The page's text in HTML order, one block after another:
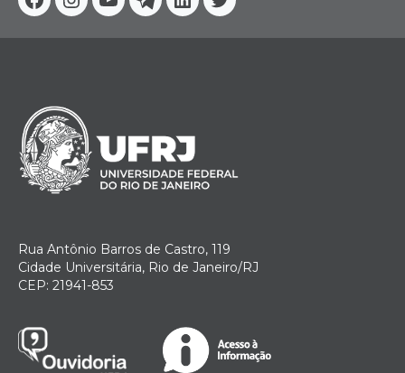
Facebook
Instagram
YoutubeTelegram
Linkedin
Twitter
Rua Antônio Barros de Castro, 119
Cidade Universitária, Rio de Janeiro/RJ
CEP: 21941-853